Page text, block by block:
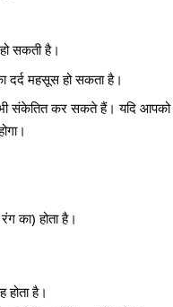
सकती है।
दर्द महसूस हो सकता है।
संकेतित कर सकते हैं। यदि
का) होता है।
है।